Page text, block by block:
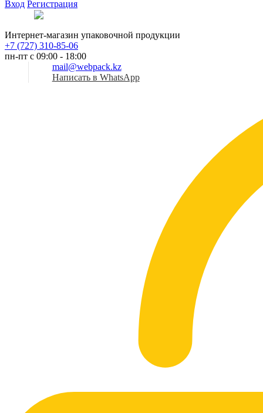
Вход Регистрация
Интернет-магазин упаковочной продукции
+7 (727) 310-85-06
пн-пт с 09:00 - 18:00
mail@webpack.kz
Написать в WhatsApp